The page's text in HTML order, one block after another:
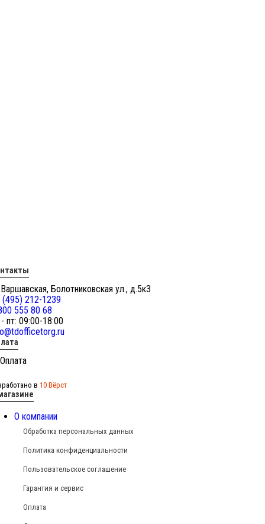
Болотниковская ул., д.5к3
(495) 212-1239
555 80 68
пт: 09:00-18:00
в 10 Вёрст
О компании
Обработка персональных данных
Политика конфиденциальности
Пользовательское соглашение
Гарантия и сервис
Оплата